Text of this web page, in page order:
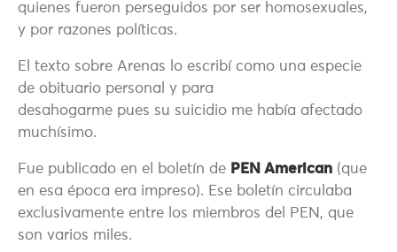
quienes fueron perseguidos por ser homosexuales,
y por razones políticas.
El texto sobre Arenas lo escribí como una especie
de obituario personal y para
desahogarme pues su suicidio me había afectado
muchísimo.
Fue publicado en el boletín de PEN American (que
en esa época era impreso). Ese boletín circulaba
exclusivamente entre los miembros del PEN, que
son varios miles.